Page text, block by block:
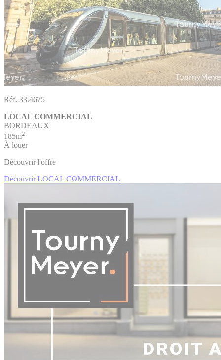
Réf. 33.4675
LOCAL COMMERCIAL
BORDEAUX
185m2
À louer
Découvrir l'offre
Découvrir LOCAL COMMERCIAL